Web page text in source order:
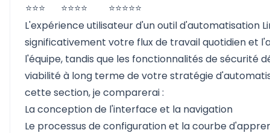
⭐⭐⭐
⭐⭐⭐⭐
⭐⭐⭐⭐⭐
L'expérience utilisateur d'un outil d'automatisation
significativement votre flux de travail quotidien et
l'équipe, tandis que les fonctionnalités de sécurité
viabilité à long terme de votre stratégie
cette section, je comparerai :
La conception de l'interface et la navigation
Le processus de configuration et la courbe